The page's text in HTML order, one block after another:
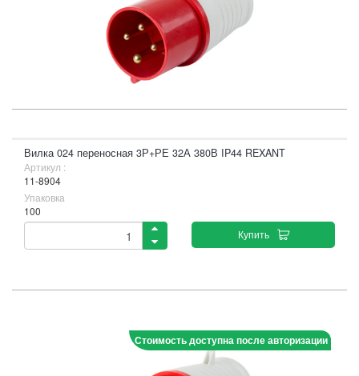
Вилка 024 переносная 3Р+РЕ 32А 380В IP44 REXANT
Артикул :
11-8904
Упаковка
100
Купить
Стоимость доступна после авторизации